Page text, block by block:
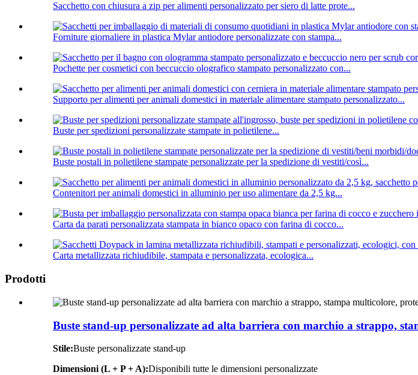
Sacchetto con chiusura a zip per alimenti personalizzato per siero di latte prote...
Forniture giornaliere in plastica Mylar antiodore personalizzate con stampa...
Pochette per cosmetici con beccuccio olografico stampato personalizzato con...
Supporto per alimenti per animali domestici in materiale alimentare stampato personalizzato...
Buste per spedizioni personalizzate stampate in polietilene...
Buste postali in polietilene stampate personalizzate per la spedizione di vestiti/così...
Contenitori per animali domestici in alluminio per uso alimentare da 2,5 kg...
Carta da parati personalizzata stampata in bianco opaco con farina di cocco...
Carta metallizzata richiudibile, stampata e personalizzata, ecologica...
Prodotti
Buste stand-up personalizzate ad alta barriera con marchio a strappo,
Stile:Buste personalizzate stand-up
Dimensioni (L + P + A):Disponibili tutte le dimensioni personalizzate